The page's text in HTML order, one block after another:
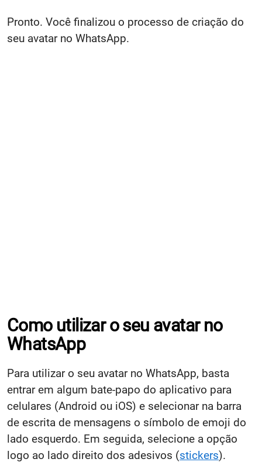
Pronto. Você finalizou o processo de criação do
seu avatar no WhatsApp.
Como utilizar o seu avatar no
WhatsApp
Para utilizar o seu avatar no WhatsApp, basta
entrar em algum bate-papo do aplicativo para
celulares (Android ou iOS) e selecionar na barra
de escrita de mensagens o símbolo de emoji do
lado esquerdo. Em seguida, selecione a opção
logo ao lado direito dos adesivos (stickers).